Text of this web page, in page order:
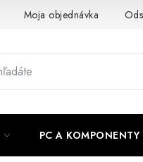
Moja objednávka
PC A KOMPONENTY